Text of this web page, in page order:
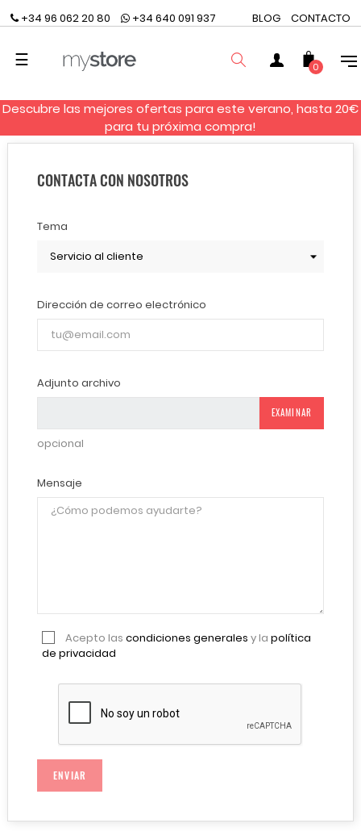
+34 96 062 20 80 +34 640 091 937 CONTACTO
BLOG
Navegación
☰
BUSCAR
0
Descubre las mejores ofertas para este verano, hasta 20€
para tu próxima compra!
CONTACTA CON NOSOTROS
Tema
Dirección de correo electrónico
Adjunto archivo
EXAMINAR
opcional
Mensaje
Acepto las condiciones generales y la política
de privacidad